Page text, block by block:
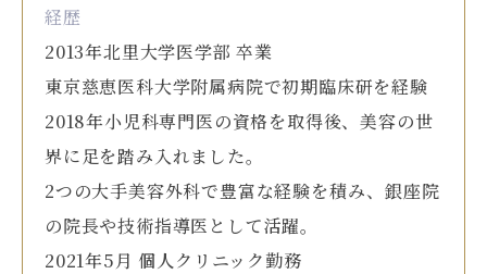
経歴
2013年北里大学医学部 卒業
東京慈恵医科大学附属病院で初期臨床研を経験
2018年小児科専門医の資格を取得後、美容の世
界に足を踏み入れました。
2つの大手美容外科で豊富な経験を積み、銀座院
の院長や技術指導医として活躍。
2021年5月 個人クリニック勤務